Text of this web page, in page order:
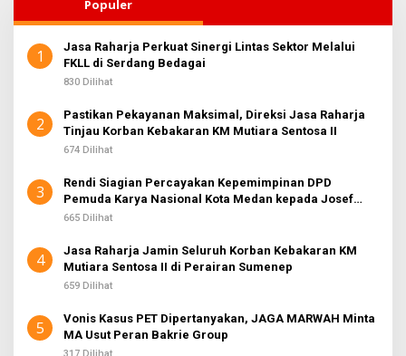
Populer
1
Jasa Raharja Perkuat Sinergi Lintas Sektor Melalui
FKLL di Serdang Bedagai
830 Dilihat
2
Pastikan Pekayanan Maksimal, Direksi Jasa Raharja
Tinjau Korban Kebakaran KM Mutiara Sentosa II
674 Dilihat
3
Rendi Siagian Percayakan Kepemimpinan DPD
Pemuda Karya Nasional Kota Medan kepada Josef
Sembiring
665 Dilihat
4
Jasa Raharja Jamin Seluruh Korban Kebakaran KM
Mutiara Sentosa II di Perairan Sumenep
659 Dilihat
5
Vonis Kasus PET Dipertanyakan, JAGA MARWAH Minta
MA Usut Peran Bakrie Group